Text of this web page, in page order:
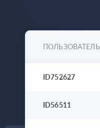
ПОЛЬЗОВАТЕЛЬ
ID752627
ID56511